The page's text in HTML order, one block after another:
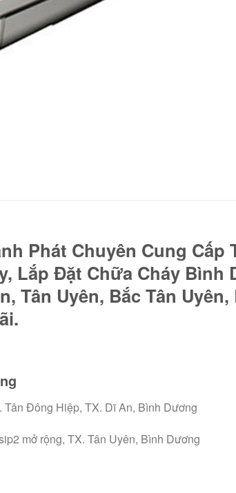
Phát Chuyên Cung
Lắp Đặt Chữa Cháy
Tân Uyên, Bắc Tân
Đông Hiệp, TX. Dĩ An, Bình Dương
mở rộng, TX. Tân Uyên, Bình Dương